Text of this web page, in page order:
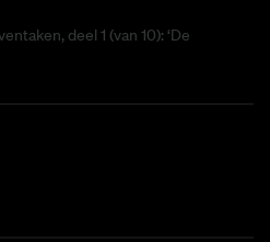
deel 1 (van 10): ‘De